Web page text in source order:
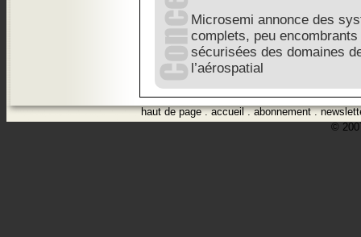
Microsemi annonce des
complets, peu
sécurisées des domaines
l’aérospatial
haut de page.accueil.abonnement.
©